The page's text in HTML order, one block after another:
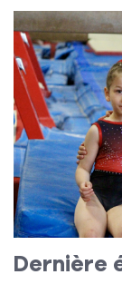
Lire la suite
Dernière